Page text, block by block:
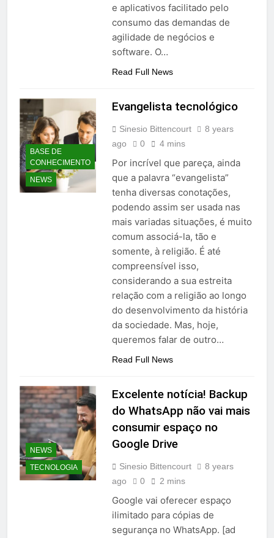
e aplicativos facilitado pelo
consumo das demandas de
agilidade de negócios e
software. O…
Read Full News
BASE DE
CONHECIMENTO
NEWS
Evangelista tecnológico
Sinesio Bittencourt
8 years
ago
0 4 mins
Por incrível que pareça, ainda
que a palavra “evangelista”
tenha diversas conotações,
podendo assim ser usada nas
mais variadas situações, é muito
comum associá-la, tão e
somente, à religião. É até
compreensível isso,
considerando a sua estreita
relação com a religião ao longo
do desenvolvimento da história
da sociedade. Mas, hoje,
queremos falar de outro…
Read Full News
NEWS
TECNOLOGIA
Excelente notícia! Backup
do WhatsApp não vai mais
consumir espaço no
Google Drive
Sinesio Bittencourt
8 years
ago
0 2 mins
Google vai oferecer espaço
ilimitado para cópias de
segurança no WhatsApp. [ad